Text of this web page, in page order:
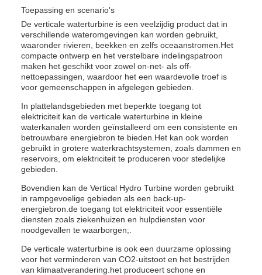
Toepassing en scenario's
De verticale waterturbine is een veelzijdig product dat in
verschillende wateromgevingen kan worden gebruikt,
waaronder rivieren, beekken en zelfs oceaanstromen.Het
compacte ontwerp en het verstelbare indelingspatroon
maken het geschikt voor zowel on-net- als off-
nettoepassingen, waardoor het een waardevolle troef is
voor gemeenschappen in afgelegen gebieden.
In plattelandsgebieden met beperkte toegang tot
elektriciteit kan de verticale waterturbine in kleine
waterkanalen worden geïnstalleerd om een consistente en
betrouwbare energiebron te bieden.Het kan ook worden
gebruikt in grotere waterkrachtsystemen, zoals dammen en
reservoirs, om elektriciteit te produceren voor stedelijke
gebieden.
Bovendien kan de Vertical Hydro Turbine worden gebruikt
in rampgevoelige gebieden als een back-up-
energiebron.de toegang tot elektriciteit voor essentiële
diensten zoals ziekenhuizen en hulpdiensten voor
noodgevallen te waarborgen;.
De verticale waterturbine is ook een duurzame oplossing
voor het verminderen van CO2-uitstoot en het bestrijden
van klimaatverandering.het produceert schone en